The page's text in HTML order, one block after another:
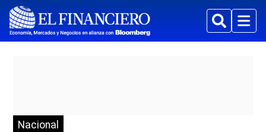
BuscarMenu
Nacional